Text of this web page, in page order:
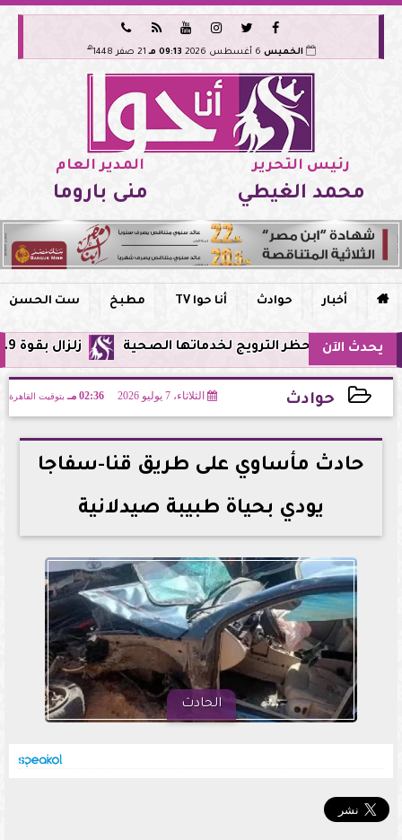






الخميس 09:13 مـ 21 صفر 1448 هـ
رئيس التحرير
محمد الغيطي
المدير العام
منى باروما
 أخبار حوادث أنا حوا TV مطبخ ست الحسن
يحدث الآن زلزال بقوة 5.9 ريختر يشعر به سكان القاهرة وعدة محافظات.. مركزه شرق البحر المتوسط وحظر الترويج لخدماتها الصحية
حوادث الثلاثاء، 7 يوليو 2026 02:36 مـ بتوقيت القاهرة
2026-07-07 14:36:41
حادث مأساوي على طريق قنا-سفاجا
يودي بحياة طبيبة صيدلانية
الحادث